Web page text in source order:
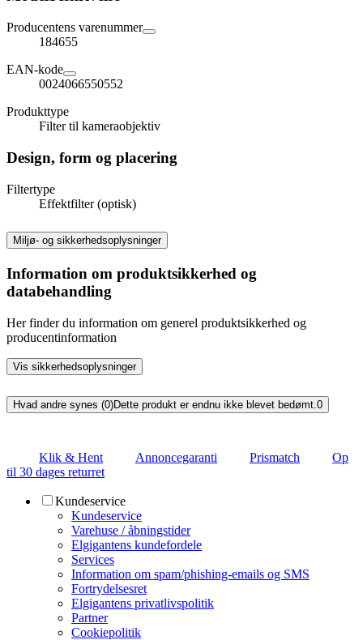
Producentens varenummer
184655
EAN-kode
0024066550552
Produkttype
Filter til kameraobjektiv
Design, form og placering
Filtertype
Effektfilter (optisk)
Miljø- og sikkerhedsoplysninger
Information om produktsikkerhed og
databehandling
Her finder du information om generel produktsikkerhed og
producentinformation
Vis sikkerhedsoplysninger
Hvad andre synes (0)Dette produkt er endnu ikke blevet bedømt. 0
Klik & Hent Annoncegaranti Prismatch
Op
til 30 dages returret
Kundeservice
Kundeservice
Varehuse / åbningstider
Elgigantens kundefordele
Services
Information om spam/phishing-emails og SMS
Fortrydelsesret
Elgigantens privatlivspolitik
Partner
Cookiepolitik